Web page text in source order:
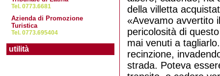
Tel. 0773.6681
Azienda di Promozione
Turistica
Tel. 0773.695404
utilità
della villetta
«Avevamo avvertito
pericolosità di
mai venuti a
recinzione,
strada. Poteva